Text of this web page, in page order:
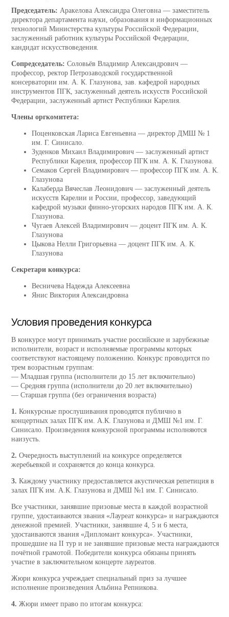
Председатель: Аракелова Александра Олеговна — заместитель
директора департамента науки, образования и информационных
технологий Министерства культуры Российской Федерации,
заслуженный работник культуры Российской Федерации,
кандидат искусствоведения.
Сопредседатель: Соловьёв Владимир Александрович —
профессор, ректор Петрозаводской государственной
консерватории им. А. К. Глазунова, зав. кафедрой народных
инструментов ПГК, заслуженный деятель искусств Российской
Федерации, заслуженный артист Республики Карелия.
Члены оргкомитета:
Поценковская Лариса Евгеньевна — директор ДМШ № 1
им. Г. Синисало.
Зуденков Михаил Владимирович — заслуженный артист
Республики Карелия, профессор ПГК им. А. К. Глазунова.
Семаков Сергей Владимирович — профессор ПГК им. А. К.
Глазунова
Калаберда Вячеслав Леонидович — заслуженный деятель
искусств Карелии и России, профессор, заведующий
кафедрой музыки финно-угорских народов ПГК им. А. К.
Глазунова.
Чугаев Алексей Владимирович — доцент ПГК им. А. К.
Глазунова
Цыкова Нелли Григорьевна — доцент ПГК им. А. К.
Глазунова
Секретари конкурса:
Весничева Надежда Алексеевна
Янис Виктория Александровна
Условия проведения конкурса
В конкурсе могут принимать участие российские и зарубежные
исполнители, возраст и исполняемые программы которых
соответствуют настоящему положению. Конкурс проводится по
трем возрастным группам:
— Младшая группа (исполнители до 15 лет включительно)
— Средняя группа (исполнители до 20 лет включительно)
— Старшая группа (без ограничения возраста)
1. Конкурсные прослушивания проводятся публично в
концертных залах ПГК им. А.К. Глазунова и ДМШ №1 им. Г.
Синисало. Произведения конкурсной программы исполняются
наизусть.
2. Очередность выступлений на конкурсе определяется
жеребьевкой и сохраняется до конца конкурса.
3. Каждому участнику предоставляется акустическая репетиция в
залах ПГК им. А.К. Глазунова и ДМШ №1 им. Г. Синисало.
Все участники, занявшие призовые места в каждой возрастной
группе, удостаиваются звания «Лауреат конкурса» и награждаются
денежной премией. Участники, занявшие 4, 5 и 6 места,
удостаиваются звания «Дипломант конкурса». Участники,
прошедшие на II тур и не занявшие призовые места награждаются
почётной грамотой. Победители конкурса обязаны принять
участие в заключительном концерте лауреатов.
Жюри конкурса учреждает специальный приз за лучшее
исполнение произведения Альбина Репникова.
4. Жюри имеет право по итогам конкурса: